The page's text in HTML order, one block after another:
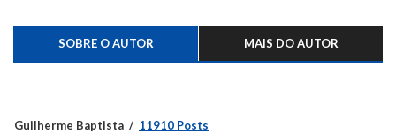
SOBRE O AUTOR MAIS DO AUTOR
Guilherme Baptista 11910 Posts